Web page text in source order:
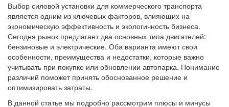
Выбор силовой установки для коммерческого транспорта
является одним из ключевых факторов, влияющих на
экономическую эффективность и экологичность бизнеса.
Сегодня рынок предлагает два основных типа двигателей:
бензиновые и электрические. Оба варианта имеют свои
особенности, преимущества и недостатки, которые важно
учитывать при покупке или обновлении автопарка. Понимание
различий поможет принять обоснованное решение и
оптимизировать затраты.
В данной статье мы подробно рассмотрим плюсы и минусы